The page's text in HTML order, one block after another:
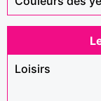
Loisirs